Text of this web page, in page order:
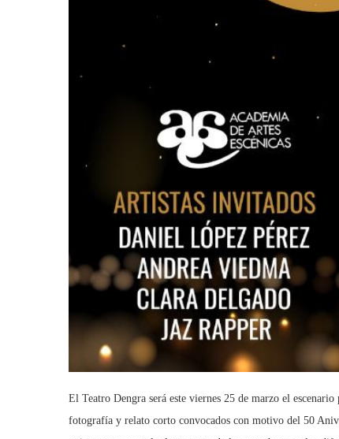
El Teatro Dengra será este viernes 25 de marzo el
fotografía y relato corto convocados con motivo del 50